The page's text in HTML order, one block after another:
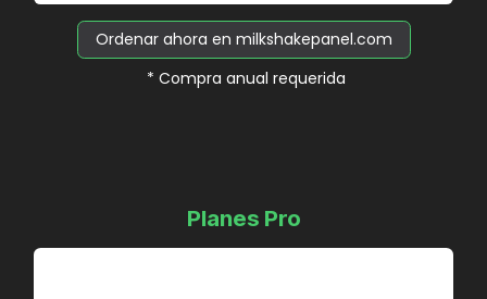
Ordenar ahora en milkshakepanel.com
* Compra anual requerida
Planes Pro